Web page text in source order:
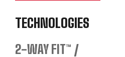
TECHNOLOGIES
2-WAY FIT™